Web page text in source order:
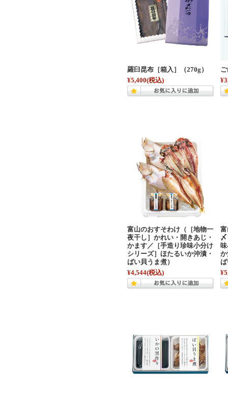
羅臼昆布［箱入］（270g）
¥5,400(税込)
富山のおすそわけ（［地物一
夜干し］かれい・開きあじ・
かます／［手造り珍味小分け
シリーズ］ほたるいか沖漬・
ばい貝うま煮）
¥4,544(税込)